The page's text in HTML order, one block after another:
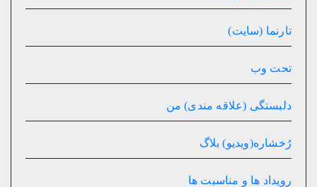
تارنما (سایت)
تحت وب
دلبستگی (علاقه مندی) من
رُخشاره(ویدیو) بلاگ
رویداد ها و مناسبت ها